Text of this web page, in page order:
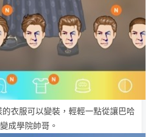
衣服可以變裝，輕輕一點從讓巴哈
成學院帥哥。